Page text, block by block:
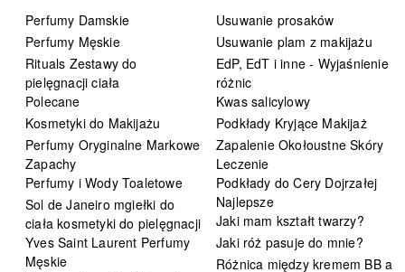
Perfumy Damskie
Perfumy Męskie
Rituals Zestawy do
pielęgnacji ciała
Polecane
Kosmetyki do Makijażu
Perfumy Oryginalne Markowe
Zapachy
Perfumy i Wody Toaletowe
Sol de Janeiro mgiełki do
ciała kosmetyki do pielęgnacji
Yves Saint Laurent Perfumy
Męskie
Usuwanie prosaków
Usuwanie plam z makijażu
EdP, EdT i inne - Wyjaśnienie
różnic
Kwas salicylowy
Podkłady Kryjące Makijaż
Zapalenie Okołoustne Skóry
Leczenie
Podkłady do Cery Dojrzałej
Najlepsze
Jaki mam kształt twarzy?
Jaki róż pasuje do mnie?
Różnica między kremem BB a